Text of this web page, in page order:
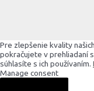
Pre zlepšenie kvality
pokračujete v prehliadaní
súhlasíte s ich používaním.
Manage consent